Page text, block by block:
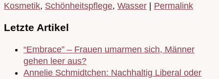
Kosmetik, Schönheitspflege, Wasser Permalink
Letzte Artikel
“Embrace” – Frauen umarmen sich, Männer
gehen leer aus?
Annelie Schmidtchen: Nachhaltig Liberal oder